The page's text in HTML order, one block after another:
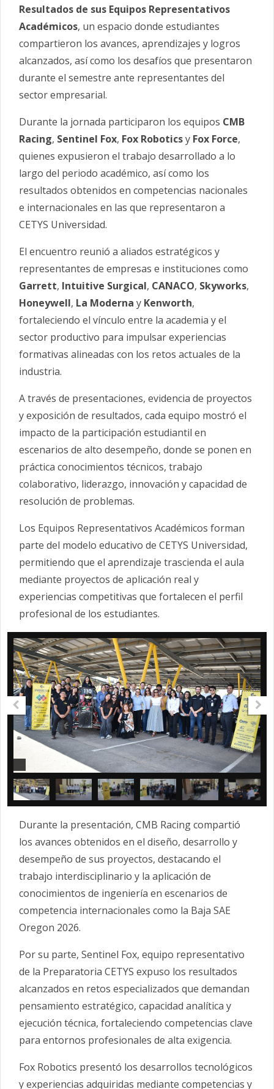
Resultados de sus Equipos Representativos
Académicos, un espacio donde estudiantes
compartieron los avances, aprendizajes y logros
alcanzados, así como los desafíos que presentaron
durante el semestre ante representantes del
sector empresarial.
Durante la jornada participaron los equipos CMB
Racing, Sentinel Fox, Fox Roboticsy Fox Force,
quienes expusieron el trabajo desarrollado a lo
largo del periodo académico, así como los
resultados obtenidos en competencias nacionales
e internacionales en las que representaron a
CETYS Universidad.
El encuentro reunió a aliados estratégicos y
representantes de empresas e instituciones como
Garrett, Intuitive Surgical, CANACO, Skyworks,
Honeywell, La Moderna y Kenworth,
fortaleciendo el vínculo entre la academia y el
sector productivo para impulsar experiencias
formativas alineadas con los retos actuales de la
industria.
A través de presentaciones, evidencia de proyectos
y exposición de resultados, cada equipo mostró el
impacto de la participación estudiantil en
escenarios de alto desempeño, donde se ponen en
práctica conocimientos técnicos, trabajo
colaborativo, liderazgo, innovación y capacidad de
resolución de problemas.
Los Equipos Representativos Académicos forman
parte del modelo educativo de CETYS Universidad,
permitiendo que el aprendizaje trascienda el aula
mediante proyectos de aplicación real y
experiencias competitivas que fortalecen el perfil
profesional de los estudiantes.
Durante la presentación, CMB Racing compartió
los avances obtenidos en el diseño, desarrollo y
desempeño de sus proyectos, destacando el
trabajo interdisciplinario y la aplicación de
conocimientos de ingeniería en escenarios de
competencia internacionales como la Baja SAE
Oregon 2026.
Por su parte, Sentinel Fox, equipo representativo
de la Preparatoria CETYS expuso los resultados
alcanzados en retos especializados que demandan
pensamiento estratégico, capacidad analítica y
ejecución técnica, fortaleciendo competencias clave
para entornos profesionales de alta exigencia.
Fox Robotics presentó los desarrollos tecnológicos
y experiencias adquiridas mediante competencias y